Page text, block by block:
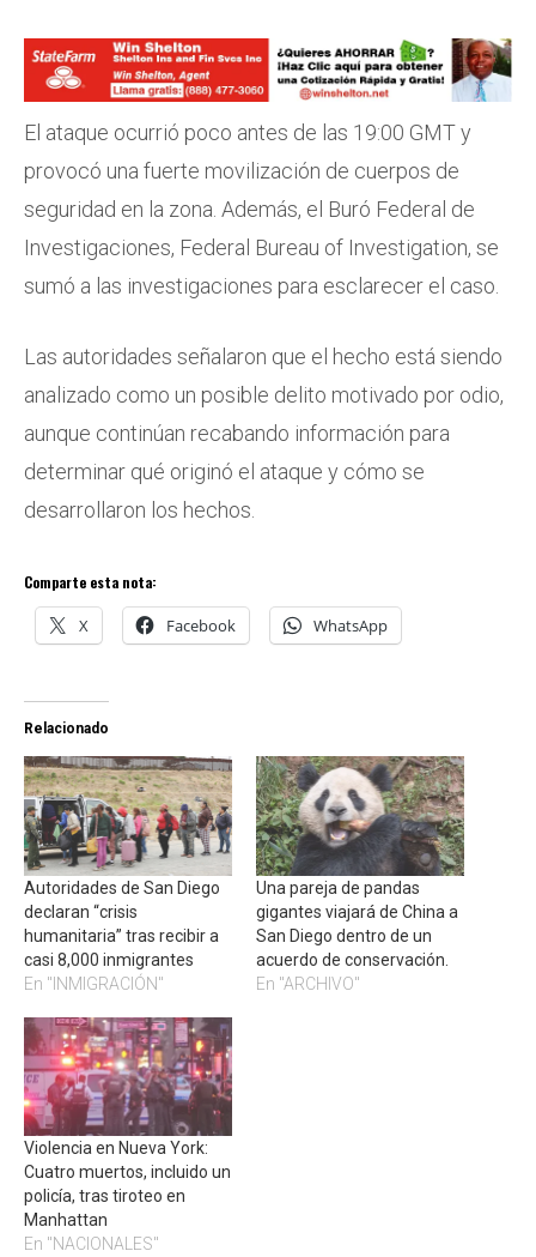
El ataque ocurrió poco antes de las 19:00 GMT y
provocó una fuerte movilización de cuerpos de
seguridad en la zona. Además, el Buró Federal de
Investigaciones, Federal Bureau of Investigation, se
sumó a las investigaciones para esclarecer el caso.
Las autoridades señalaron que el hecho está siendo
analizado como un posible delito motivado por odio,
aunque continúan recabando información para
determinar qué originó el ataque y cómo se
desarrollaron los hechos.
Comparte esta nota:
X Facebook WhatsApp
Relacionado
Autoridades de San Diego
declaran “crisis
humanitaria” tras recibir a
casi 8,000 inmigrantes
En "INMIGRACIÓN"
Una pareja de pandas
gigantes viajará de China a
San Diego dentro de un
acuerdo de conservación.
En "ARCHIVO"
Violencia en Nueva York:
Cuatro muertos, incluido un
policía, tras tiroteo en
Manhattan
En "NACIONALES"